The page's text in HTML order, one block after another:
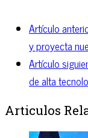
Artículo
y proyecta
Artículo
de alta
Articulos